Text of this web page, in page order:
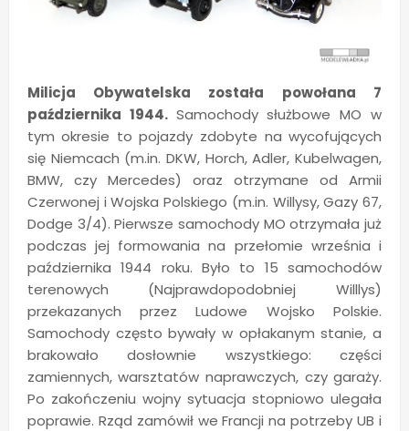
Milicja Obywatelska została powołana 7
października 1944. Samochody służbowe MO w
tym okresie to pojazdy zdobyte na wycofujących
się Niemcach (m.in. DKW, Horch, Adler, Kubelwagen,
BMW, czy Mercedes) oraz otrzymane od Armii
Czerwonej i Wojska Polskiego (m.in. Willysy, Gazy 67,
Dodge 3/4). Pierwsze samochody MO otrzymała już
podczas jej formowania na przełomie września i
października 1944 roku. Było to 15 samochodów
terenowych (Najprawdopodobniej Willlys)
przekazanych przez Ludowe Wojsko Polskie.
Samochody często bywały w opłakanym stanie, a
brakowało dosłownie wszystkiego: części
zamiennych, warsztatów naprawczych, czy garaży.
Po zakończeniu wojny sytuacja stopniowo ulegała
poprawie. Rząd zamówił we Francji na potrzeby UB i